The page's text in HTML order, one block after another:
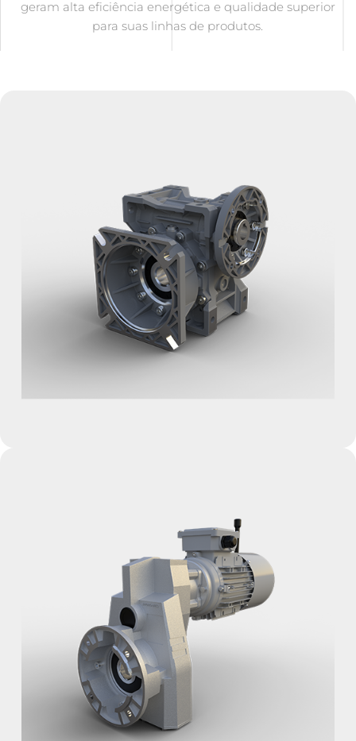
geram alta eficiência energética e qualidade superior
para suas linhas de produtos.